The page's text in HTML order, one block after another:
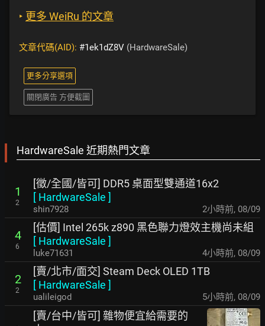
‣ 更多 WeiRu 的文章
文章代碼(AID): #1ek1dZ8V (HardwareSale)
更多分享選項
關閉廣告 方便截圖
HardwareSale 近期熱門文章
1
2
[徵/全國/皆可] DDR5 桌面型雙通道16x2
[ HardwareSale ]
shin7928 2小時前, 08/09
4
6
[估價] Intel 265k z890 黑色聯力燈效主機尚未組
[ HardwareSale ]
luke71631 4小時前, 08/09
2
2
[賣/北市/面交] Steam Deck OLED 1TB
[ HardwareSale ]
ualileigod 5小時前, 08/09
[賣/台中/皆可] 雜物便宜給需要的